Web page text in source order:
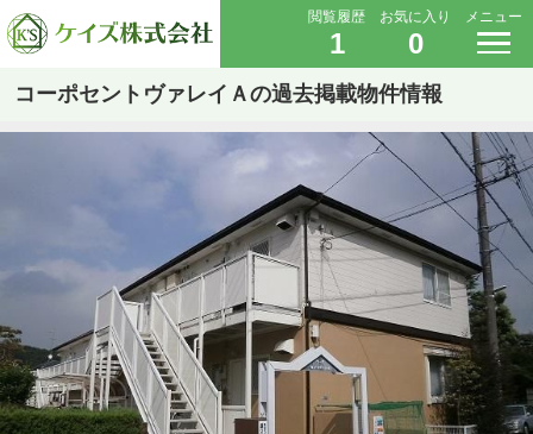
閲覧履歴
1
お気に入り
0
メニュー
コーポセントヴァレイＡの過去掲載物件情報